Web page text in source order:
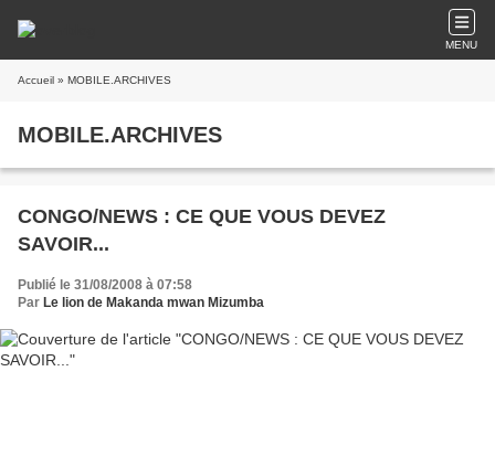
MENU
Accueil » MOBILE.ARCHIVES
MOBILE.ARCHIVES
CONGO/NEWS : CE QUE VOUS DEVEZ
SAVOIR...
Publié le 31/08/2008 à 07:58
Par Le lion de Makanda mwan Mizumba